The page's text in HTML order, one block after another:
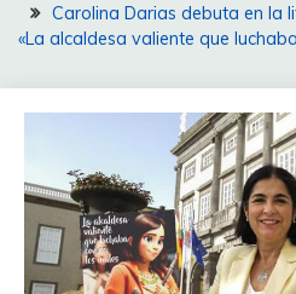
Carolina Darias debuta en la
«La alcaldesa valiente que